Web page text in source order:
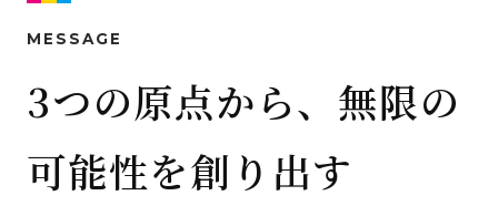
MESSAGE
3つの原点から、無限の
可能性を創り出す